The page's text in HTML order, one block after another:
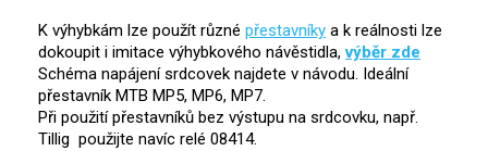
K výhybkám lze použít různé přestavníky a k reálnosti lze
dokoupit i imitace výhybkového návěstidla, výběr zde
Schéma napájení srdcovek najdete v návodu. Ideální
přestavník MTB MP5, MP6, MP7.
Při použití přestavníků bez výstupu na srdcovku, např.
Tillig použijte navíc relé 08414.